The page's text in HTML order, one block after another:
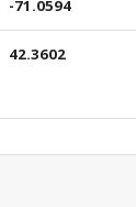
-71.0594
42.3602